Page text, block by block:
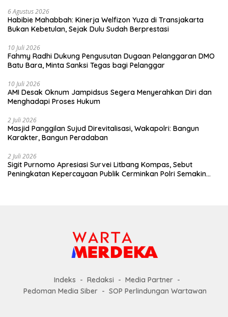
6 Agustus 2026
Habibie Mahabbah: Kinerja Welfizon Yuza di Transjakarta
Bukan Kebetulan, Sejak Dulu Sudah Berprestasi
10 Juli 2026
Fahmy Radhi Dukung Pengusutan Dugaan Pelanggaran DMO
Batu Bara, Minta Sanksi Tegas bagi Pelanggar
10 Juli 2026
AMI Desak Oknum Jampidsus Segera Menyerahkan Diri dan
Menghadapi Proses Hukum
2 Juli 2026
Masjid Panggilan Sujud Direvitalisasi, Wakapolri: Bangun
Karakter, Bangun Peradaban
2 Juli 2026
Sigit Purnomo Apresiasi Survei Litbang Kompas, Sebut
Peningkatan Kepercayaan Publik Cerminkan Polri Semakin
Indeks Redaksi
Media Partner
Pedoman Media Siber
SOP Perlindungan Wartawan